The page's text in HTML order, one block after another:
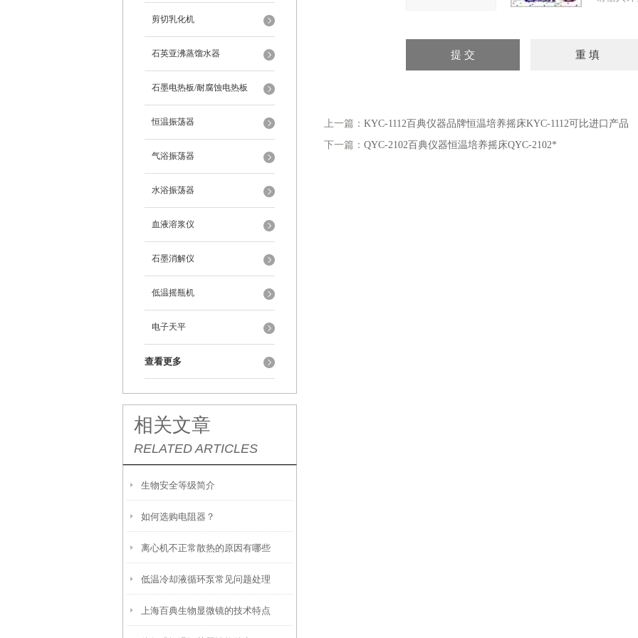
剪切乳化机
石英亚沸蒸馏水器
石墨电热板/耐腐蚀电热板
恒温振荡器
气浴振荡器
水浴振荡器
血液溶浆仪
石墨消解仪
低温摇瓶机
电子天平
查看更多
相关文章
RELATED ARTICLES
生物安全等级简介
如何选购电阻器？
离心机不正常散热的原因有哪些
低温冷却液循环泵常见问题处理
上海百典生物显微镜的技术特点
上一篇： KYC-1112百典仪器品牌恒温培养摇床KYC-1112可比进口产品
下一篇： QYC-2102百典仪器恒温培养摇床QYC-2102*